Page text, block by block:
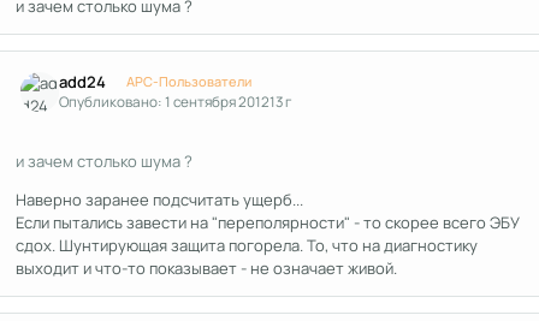
и зачем столько шума ?
add24 APC-Пользователи
Опубликовано:1 сентября 201213 г
и зачем столько шума ?
Наверно заранее подсчитать ущерб...
Если пытались завести на "переполярности" - то скорее всего ЭБУ
сдох. Шунтирующая защита погорела. То, что на диагностику
выходит и что-то показывает - не означает живой.